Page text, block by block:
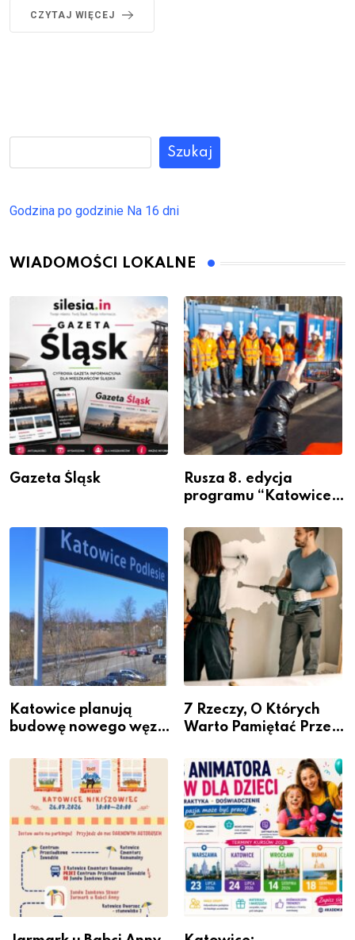
CZYTAJ WIĘCEJ
Szukaj
Godzina po godzinie Na 16 dni
WIADOMOŚCI LOKALNE
Gazeta Śląsk
Rusza 8. edycja
programu “Katowice
– nabór dla
przedsiębiorców
Katowice planują
budowę nowego węzła
Podlesiu
7 Rzeczy, O Których
Warto Pamiętać Przed